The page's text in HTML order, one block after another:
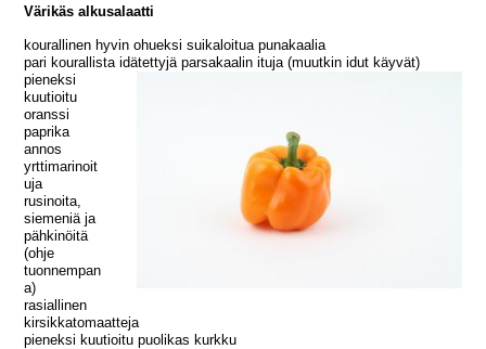
Värikäs alkusalaatti
kourallinen hyvin ohueksi suikaloitua punakaalia
pari kourallista idätettyjä parsakaalin ituja (muutkin idut käyvät)
pieneksi
kuutioitu
oranssi
paprika
annos
yrttimarinoit
uja
rusinoita,
siemeniä ja
pähkinöitä
(ohje
tuonnempan
a)
rasiallinen
kirsikkatomaatteja
pieneksi kuutioitu puolikas kurkku